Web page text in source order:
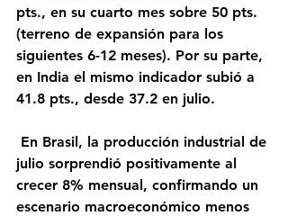
pts., en su cuarto mes sobre 50 pts.
(terreno de expansión para los
siguientes 6-12 meses). Por su parte,
en India el mismo indicador subió a
41.8 pts., desde 37.2 en julio.
julio sorprendió positivamente al
crecer 8% mensual, confirmando un
escenario macroeconómico menos